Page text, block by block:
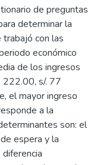
de preguntas
determinar la
con las
económico
de los ingresos
222.00, s/. 77
el mayor ingreso
a la
son: el
espera y la